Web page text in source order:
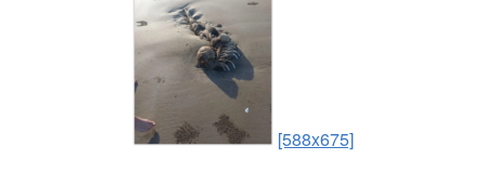
[588x675]